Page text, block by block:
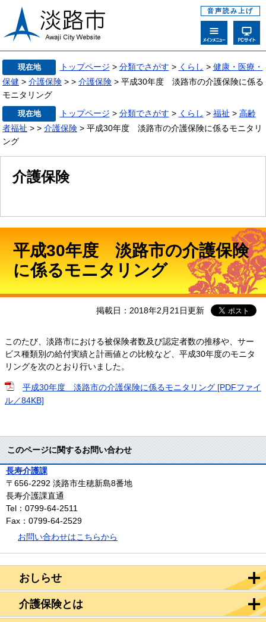
音声読み上げ
現在地 トップページ > 分類でさがす > くらし > 健康・医療・
保健 > 介護保険 > > 介護保険 > 平成30年度 淡路市の介護保険に係る
モニタリング
現在地 トップページ > 分類でさがす > くらし > 福祉 > 高齢
者福祉 > > 介護保険 > 平成30年度 淡路市の介護保険に係るモニタリ
ング
介護保険
おしらせ
介護保険とは
平成30年度 淡路市の介護保険
に係るモニタリング
掲載日：2018年2月21日更新
このたび、淡路市における被保険者数及び認定者数の推移や、サー
ビス種類別の給付実績と計画値との比較など、平成30年度のモニタ
リングを次のとおり行いました。
平成30年度 淡路市の介護保険に係るモニタリング [PDFファイ
ル／84KB]
このページに関するお問い合わせ
長寿介護課
〒656-2292 淡路市生穂新島8番地
長寿介護課直通
Tel：0799-64-2511
Fax：0799-64-2529
お問い合わせはこちらから